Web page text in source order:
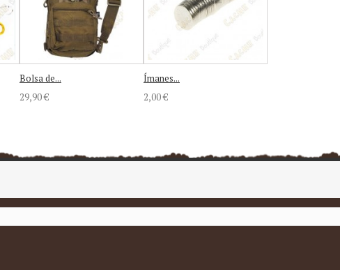
Bolsa de...
29,90 €
Ímanes...
2,00 €